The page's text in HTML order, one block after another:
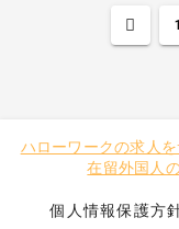
1
ハローワークの求人
在留外国人
個人情報保護方